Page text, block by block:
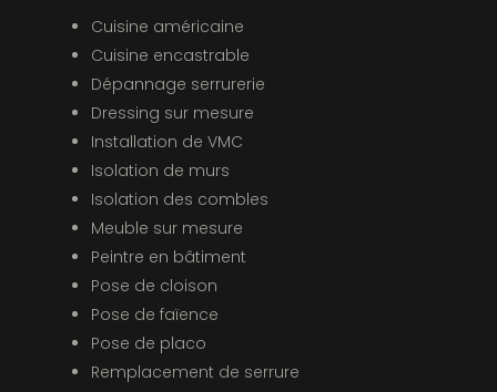
Cuisine américaine
Cuisine encastrable
Dépannage serrurerie
Dressing sur mesure
Installation de VMC
Isolation de murs
Isolation des combles
Meuble sur mesure
Peintre en bâtiment
Pose de cloison
Pose de faïence
Pose de placo
Remplacement de serrure